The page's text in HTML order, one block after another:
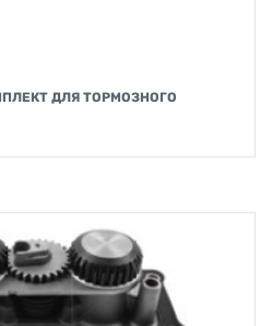
ДЛЯ ТОРМОЗНОГО